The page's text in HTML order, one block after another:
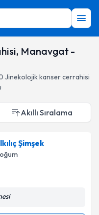
Manavgat -
Jinekolojik kanser cerrahisi
Akıllı Sıralama
Şimşek